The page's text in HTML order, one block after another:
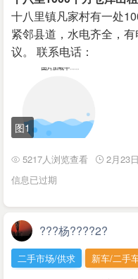
十八里镇凡家村有一处
紧邻县道，水电齐全，
议。 联系电话：
图1
5217人浏览查看 2月23日
信息已过期
???杨????2?
二手市场/供求 新车/二手